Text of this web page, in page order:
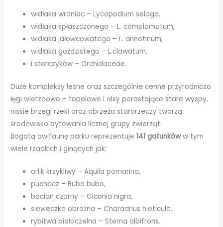
widłaka wroniec – Lycopodium selago,
widłaka spłaszczonego – L. complamatum,
widłaka jałowcowatego – L. annotinum,
widłaka goździstego – L.clawatum,
i storczyków – Orchidaceae.
Duże kompleksy leśne oraz szczególnie cenne przyrodniczo
łęgi wierzbowo – topolowe i olsy porastające stare wyspy,
niskie brzegi rzeki oraz obrzeża starorzeczy tworzą
środowisko bytowania licznej grupy zwierząt.
Bogatą awifaunę parku reprezentuje141 gatunkóww tym
wiele rzadkich i ginących jak:
orlik krzykliwy – Aquila pomarina,
puchacz – Bubo bubo,
bocian czarny – Ciconia nigra,
sieweczka obrożna – Charadrius hieticula,
rybitwa białoczelna – Sterna albifrons.